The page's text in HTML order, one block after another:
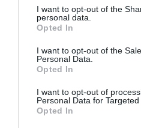
I want to opt-out of the
personal data.
Opted In
I want to opt-out of the
Personal Data.
Opted In
I want to opt-out of
Personal Data for Targeted
Opted In
Σχετικά άρθρα